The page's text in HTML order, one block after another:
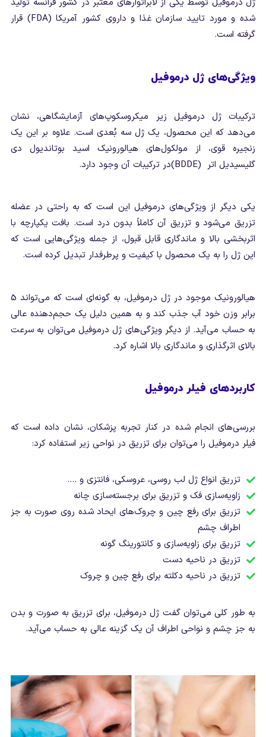
ژل درموفیل توسط یکی از لابراتوارهای معتبر در کشور فرانسه تولید
شده و مورد تایید سازمان غذا و داروی کشور آمریکا (FDA) قرار
گرفته است.
ویژگی‌های ژل درموفیل
ترکیبات ژل درموفیل زیر میکروسکوپ‌های آزمایشگاهی، نشان
می‌دهد که این محصول، یک ژل سه بُعدی است. علاوه بر این یک
زنجیره قوی، از مولکول‌های هیالورونیک اسید بوتاندیول دی
گلیسیدیل اتر (BDDE)در ترکیبات آن وجود دارد.
یکی دیگر از ویژگی‌های درموفیل این است که به راحتی در عضله
تزریق می‌شود و تزریق آن کاملاً بدون درد است. بافت یکپارچه با
اثربخشی بالا و ماندگاری قابل قبول، از جمله ویژگی‌هایی است که
این ژل را به یک محصول با کیفیت و پرطرفدار تبدیل کرده است.
هیالورونیک موجود در ژل درموفیل، به گونه‌ای است که می‌تواند 5
برابر وزن خود آب جذب کند و به همین دلیل یک حجم‌دهنده عالی
به حساب می‌آید. از دیگر ویژگی‌های ژل درموفیل می‌توان به سرعت
بالای اثرگذاری و ماندگاری بالا اشاره کرد.
کاربردهای فیلر درموفیل
بررسی‌های انجام شده در کنار تجربه پزشکان، نشان داده است که
فیلر درموفیل را می‌توان برای تزریق در نواحی زیر استفاده کرد:
تزریق انواع ژل لب روسی، عروسکی، فانتزی و ….
زاویه‌سازی فک و تزریق برای برجسته‌سازی چانه
تزریق برای رفع چین و چروک‌های ایحاد شده روی صورت به جز
اطراف چشم
تزریق برای زاویه‌سازی و کانتورینگ گونه
تزریق در ناحیه دست
تزریق در ناحیه دکلته برای رفع چین و چروک
به طور کلی می‌توان گفت ژل درموفیل، برای تزریق به صورت و بدن
به جز چشم و نواحی اطراف آن یک گزینه عالی به حساب می‌آید.